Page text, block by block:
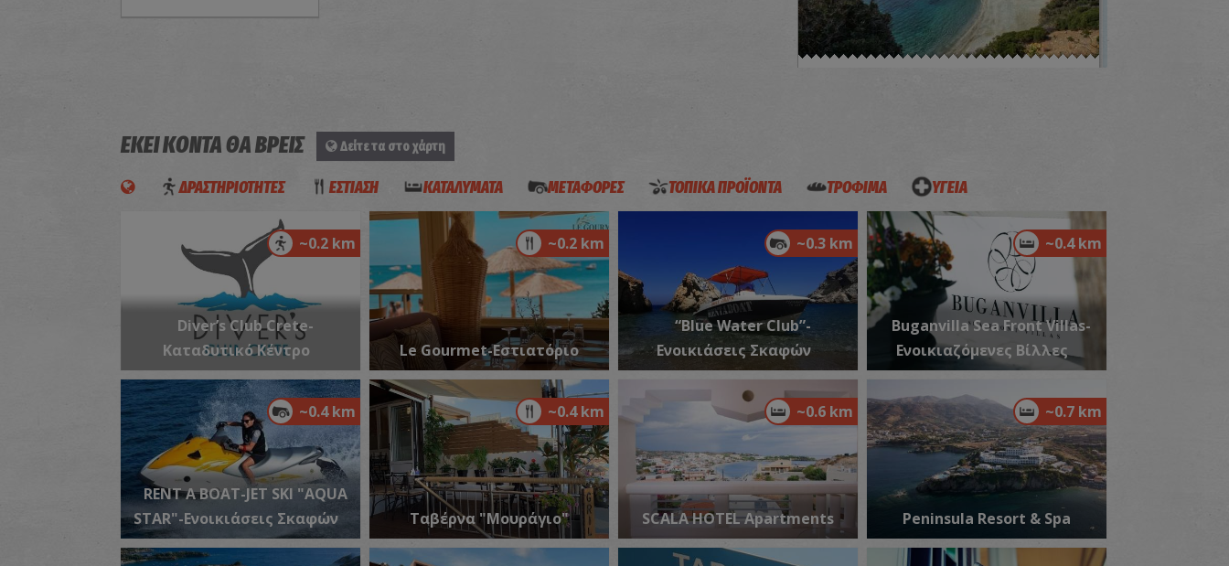
Παραλία Μονοναύτης
ΠΑΡΑΛΙΕΣ ~0.9Km
Παραλία Παρασφουγγαριό
ΠΑΡΑΛΙΕΣ ~0.9Km
ΕΚΕΙ ΚΟΝΤΑ ΘΑ ΒΡΕΙΣ Δείτε τα στο χάρτη
ΔΡΑΣΤΗΡΙΟΤΗΤΕΣ ΕΣΤΙΑΣΗ ΚΑΤΑΛΥΜΑΤΑ ΜΕΤΑΦΟΡΕΣ ΤΟΠΙΚΑ ΠΡΟΪΟΝΤΑ ΤΡΟΦΙΜΑ ΥΓΕΙΑ
~0.2 km
Diver’s Club Crete-
Καταδυτικό Κέντρο
~0.2 km
Le Gourmet-Εστιατόριο
~0.3 km
“Blue Water Club”-
Ενοικιάσεις Σκαφών
~0.4 km
Buganvilla Sea Front Villas-
Ενοικιαζόμενες Βίλλες
~0.4 km
RENT A BOAT-JET SKI "AQUA
STAR"-Ενοικιάσεις Σκαφών
~0.4 km
Ταβέρνα "Μουράγιο"
~0.6 km
SCALA HOTEL Apartments
~0.7 km
Peninsula Resort & Spa